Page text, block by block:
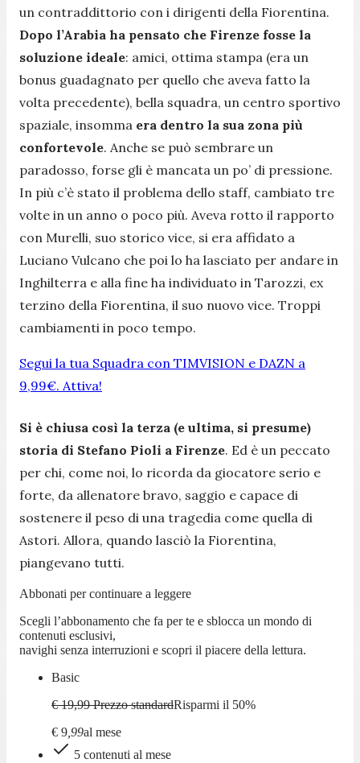
un contraddittorio con i dirigenti della Fiorentina.
Dopo l’Arabia ha pensato che Firenze fosse la
soluzione ideale: amici, ottima stampa (era un
bonus guadagnato per quello che aveva fatto la
volta precedente), bella squadra, un centro sportivo
spaziale, insomma era dentro la sua zona più
confortevole. Anche se può sembrare un
paradosso, forse gli è mancata un po’ di pressione.
In più c’è stato il problema dello staff, cambiato tre
volte in un anno o poco più. Aveva rotto il rapporto
con Murelli, suo storico vice, si era affidato a
Luciano Vulcano che poi lo ha lasciato per andare in
Inghilterra e alla fine ha individuato in Tarozzi, ex
terzino della Fiorentina, il suo nuovo vice. Troppi
cambiamenti in poco tempo.
Segui la tua Squadra con TIMVISION e DAZN a
9,99€. Attiva!
Si è chiusa così la terza (e ultima, si presume)
storia di Stefano Pioli a Firenze. Ed è un peccato
per chi, come noi, lo ricorda da giocatore serio e
forte, da allenatore bravo, saggio e capace di
sostenere il peso di una tragedia come quella di
Astori. Allora, quando lasciò la Fiorentina,
piangevano tutti.
Abbonati per continuare a leggere
Scegli l’abbonamento che fa per te e sblocca un mondo di
contenuti esclusivi,
navighi senza interruzioni e scopri il piacere della lettura.
Basic
€ 19,99 Prezzo standardRisparmi il 50%
€ 9 99al mese
5 contenuti al mese